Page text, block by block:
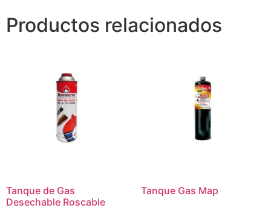
Productos relacionados
Tanque de Gas
Desechable Roscable
Tanque Gas Map